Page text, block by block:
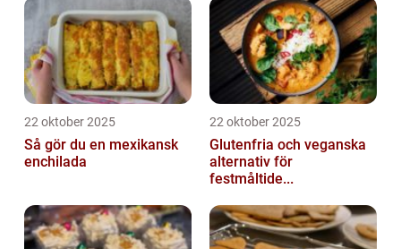
22 oktober 2025
Så gör du en mexikansk
enchilada
22 oktober 2025
Glutenfria och veganska
alternativ för
festmåltide...